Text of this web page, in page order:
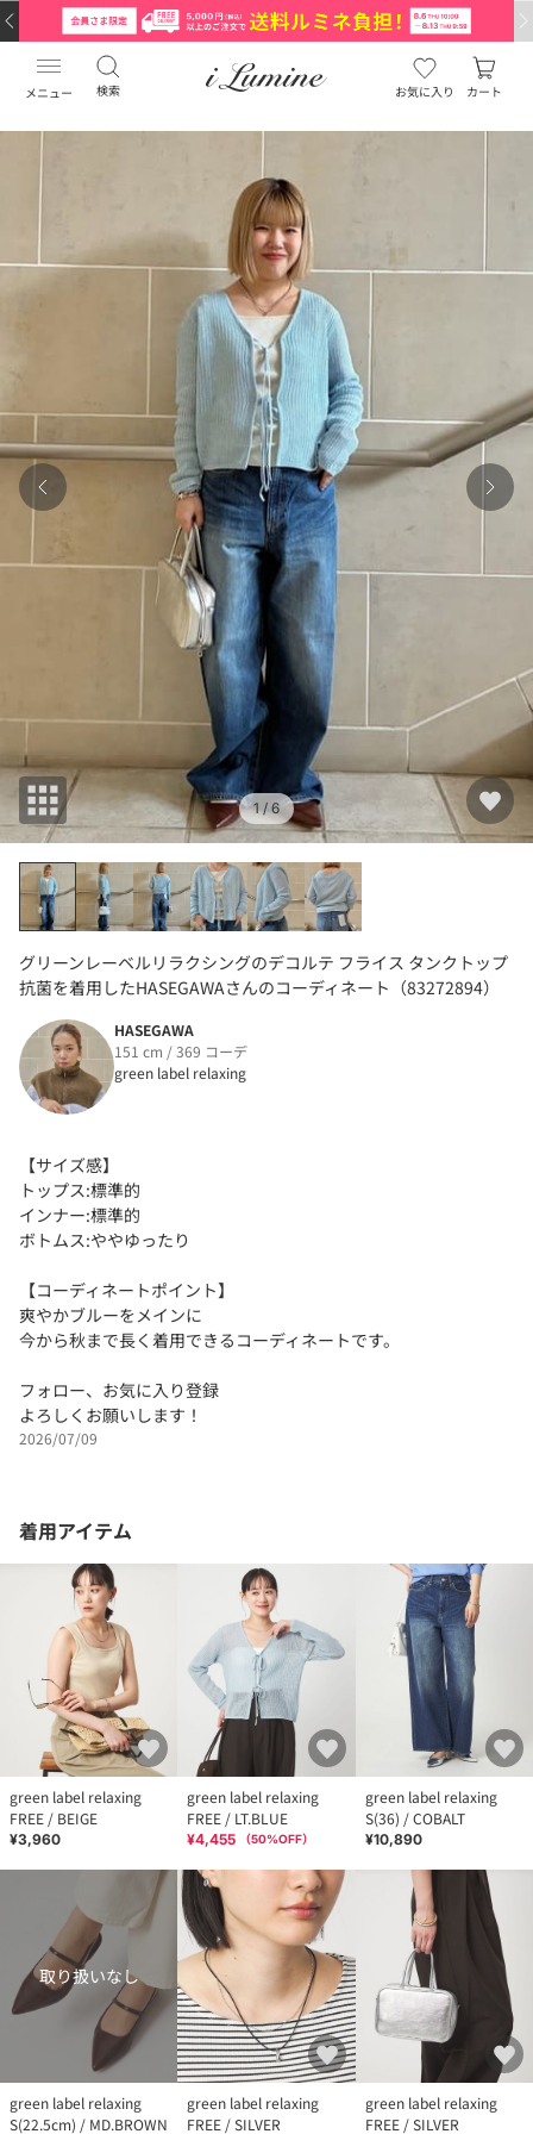
メニュー 検索 お気に入り カート
1 / 6
グリーンレーベルリラクシングのデコルテ フライス タンクトップ
抗菌を着用したHASEGAWAさんのコーディネート（83272894）
HASEGAWA
151 cm / 369 コーデ
green label relaxing
【サイズ感】
トップス:標準的
インナー:標準的
ボトムス:ややゆったり
【コーディネートポイント】
爽やかブルーをメインに
今から秋まで長く着用できるコーディネートです。
フォロー、お気に入り登録
よろしくお願いします！
2026/07/09
着用アイテム
green label relaxing
FREE / BEIGE
¥3,960
green label relaxing
FREE / LT.BLUE
¥4,455 （50%OFF）
green label relaxing
S(36) / COBALT
¥10,890
取り扱いなし
green label relaxing
S(22.5cm) / MD.BROWN
green label relaxing
FREE / SILVER
green label relaxing
FREE / SILVER